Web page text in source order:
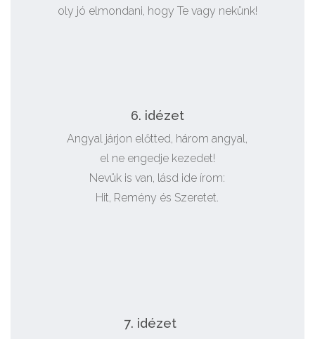
oly jó elmondani, hogy Te vagy nekünk!
6. idézet
Angyal járjon előtted, három angyal,
el ne engedje kezedet!
Nevük is van, lásd ide írom:
Hit, Remény és Szeretet.
7. idézet